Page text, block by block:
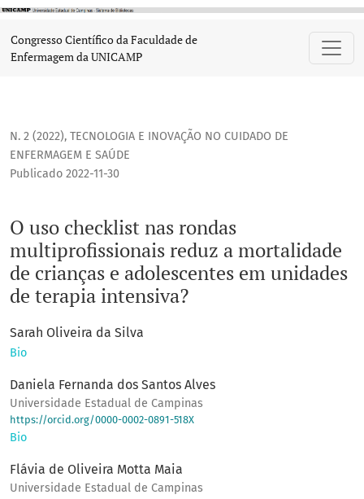
O uso checklist nas rondas multiprofissionais reduz a
Congresso Científico da Faculdade de
Enfermagem da UNICAMP
N. 2 (2022), TECNOLOGIA E INOVAÇÃO NO CUIDADO DE
ENFERMAGEM E SAÚDE
O uso checklist nas rondas
multiprofissionais reduz a mortalidade
de crianças e adolescentes em unidades
de terapia intensiva?
Publicado 2022-11-30
Sarah Oliveira da Silva
Bio
Daniela Fernanda dos Santos Alves
Universidade Estadual de Campinas
https://orcid.org/0000-0002-0891-518X
Bio
Flávia de Oliveira Motta Maia
Universidade Estadual de Campinas